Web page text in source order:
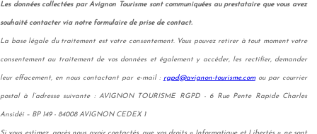
Les données collectées par Avignon Tourisme sont communiquées au prestataire que vous avez
souhaité contacter via notre formulaire de prise de contact.
La base légale du traitement est votre consentement. Vous pouvez retirer à tout moment votre
consentement au traitement de vos données et également y accéder, les rectifier, demander
leur effacement, en nous contactant par e-mail : rgpd@avignon-tourisme.comou par courrier
postal à l’adresse suivante : AVIGNON TOURISME RGPD - 6 Rue Pente Rapide Charles
Ansidéi – BP 149 - 84008 AVIGNON CEDEX 1